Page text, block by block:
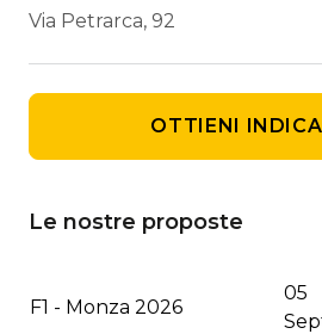
Via Petrarca, 92
OTTIENI
Le nostre proposte
F1 - Monza 2026
05